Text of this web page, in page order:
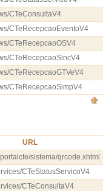
CTeConsultaV4
CTeRecepcaoEventoV4
CTeRecepcaoOSV4
CTeRecepcaoSincV4
CTeRecepcaoGTVeV4
CTeRecepcaoSimpV4
URL
sistema/qrcode.xhtml
CTeStatusServicoV4
CTeConsultaV4